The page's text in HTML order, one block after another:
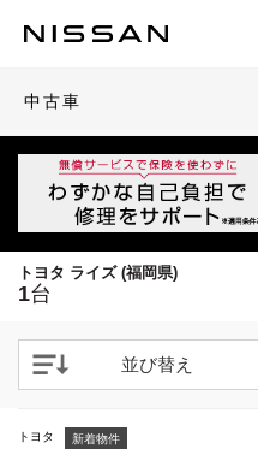
中古車
トヨタ ライズ (福岡県)
1台
並び替え
閉じる
トヨタ 新着物件